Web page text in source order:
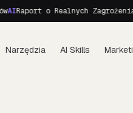
Raport o Realnych
Narzędzia AI Skills